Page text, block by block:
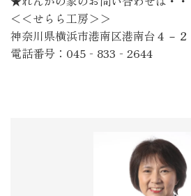
＜＜せらら工房＞＞
神奈川県横浜市港南区港南台４－２
電話番号：045‐833‐2644